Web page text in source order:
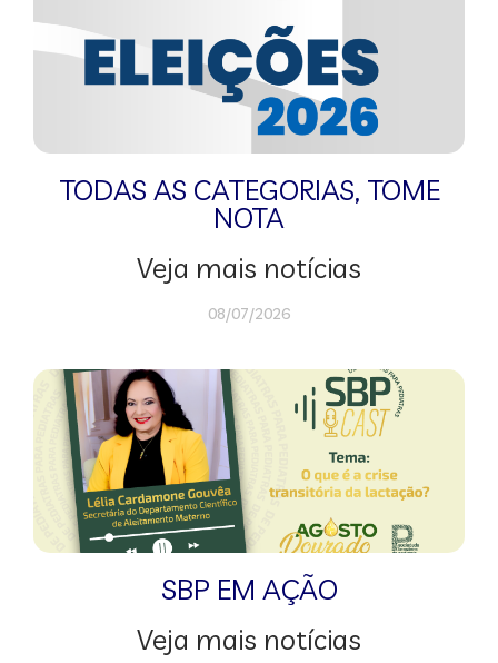
TODAS AS CATEGORIAS, TOME
NOTA
Veja mais notícias
08/07/2026
SBP EM AÇÃO
Veja mais notícias